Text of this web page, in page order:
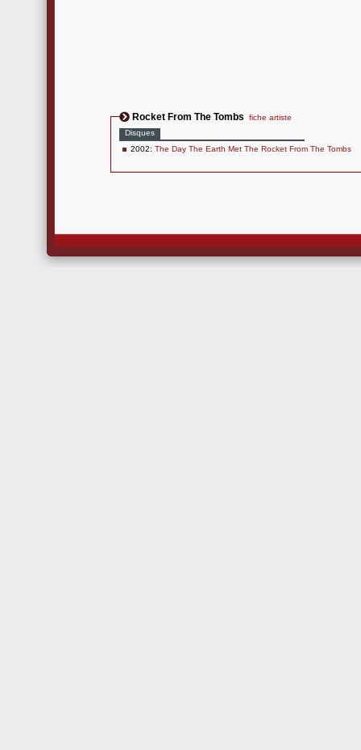
Rocket From The Tombs
fiche artiste
Disques
2002: The Day The Earth Met The Rocket From The Tombs